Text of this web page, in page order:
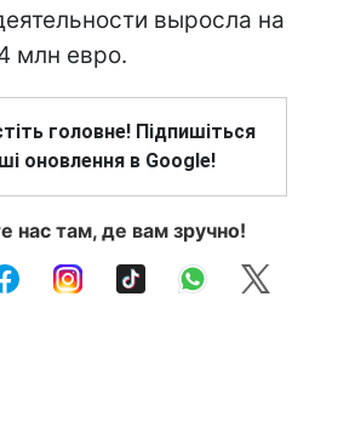
выросла на
млн евро.
головне! Підпишіться
оновлення в Google!
нас там, де вам зручно!